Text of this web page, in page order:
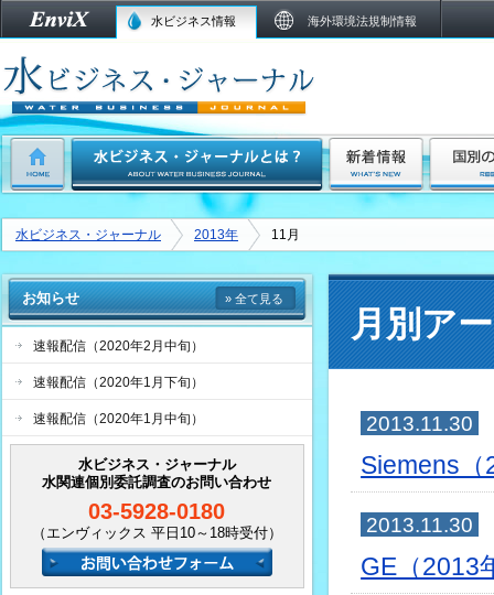
水ビジネス情報 海外環境法規制情報
水ビジネス・ジャーナル 2013年 11月
月別ア
2013.11.30
Siemens
2013.11.30
GE（2013
お知らせ » 全て見る
速報配信（2020年2月中旬）
速報配信（2020年1月下旬）
速報配信（2020年1月中旬）
水ビジネス・ジャーナル
水関連個別委託調査のお問い合わせ
03-5928-0180
（エンヴィックス 平日10～18時受付）